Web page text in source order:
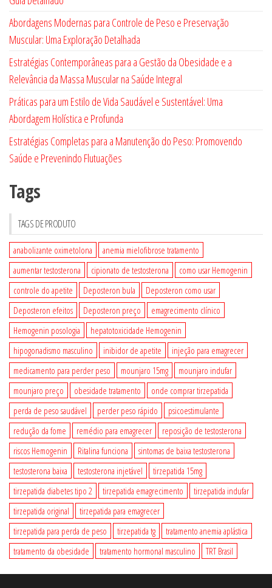
Abordagens Modernas para Controle de Peso e Preservação
Muscular: Uma Exploração Detalhada
Estratégias Contemporâneas para a Gestão da Obesidade e a
Relevância da Massa Muscular na Saúde Integral
Práticas para um Estilo de Vida Saudável e Sustentável: Uma
Abordagem Holística e Profunda
Estratégias Completas para a Manutenção do Peso: Promovendo
Saúde e Prevenindo Flutuações
Tags
TAGS DE PRODUTO
anabolizante oximetolona
anemia mielofibrose tratamento
aumentar testosterona
cipionato de testosterona
como usar Hemogenin
controle do apetite
Deposteron bula
Deposteron como usar
Deposteron efeitos
Deposteron preço
emagrecimento clínico
Hemogenin posologia
hepatotoxicidade Hemogenin
hipogonadismo masculino
inibidor de apetite
injeção para emagrecer
medicamento para perder peso
mounjaro 15mg
mounjaro indufar
mounjaro preço
obesidade tratamento
onde comprar tirzepatida
perda de peso saudável
perder peso rápido
psicoestimulante
redução da fome
remédio para emagrecer
reposição de testosterona
riscos Hemogenin
Ritalina funciona
sintomas de baixa testosterona
testosterona baixa
testosterona injetável
tirzepatida 15mg
tirzepatida diabetes tipo 2
tirzepatida emagrecimento
tirzepatida indufar
tirzepatida original
tirzepatida para emagrecer
tirzepatida para perda de peso
tirzepatida tg
tratamento anemia aplástica
tratamento da obesidade
tratamento hormonal masculino TRT Brasil